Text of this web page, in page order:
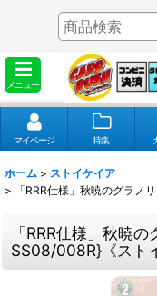
メニュー
マイページ 特集
ホーム > ストイケイア
>
「RRR仕様」秋暁のグラノ
「RRR仕様」秋暁
SS08/008R}《スト